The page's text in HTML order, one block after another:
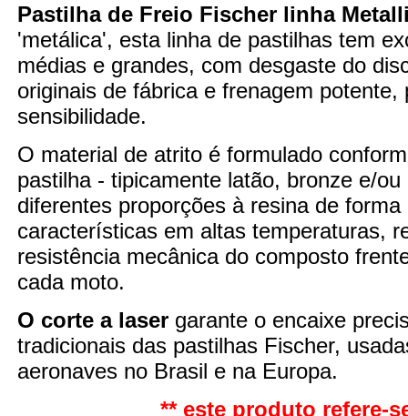
Pastilha de Freio Fischer linha
'metálica', esta linha de pastilhas tem
médias e grandes, com desgaste do
originais de fábrica e frenagem potente,
sensibilidade.
O material de atrito é formulado
pastilha - tipicamente latão, bronze e/
diferentes proporções à resina de
características em altas temperaturas,
resistência mecânica do composto
cada moto.
O corte a laser garante o encaixe
tradicionais das pastilhas Fischer,
aeronaves no Brasil e na Europa.
** este produto refere-